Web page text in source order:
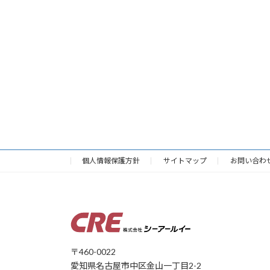
個人情報保護方針 サイトマップ お問い合わ
〒460-0022
愛知県名古屋市中区金山一丁目2-2